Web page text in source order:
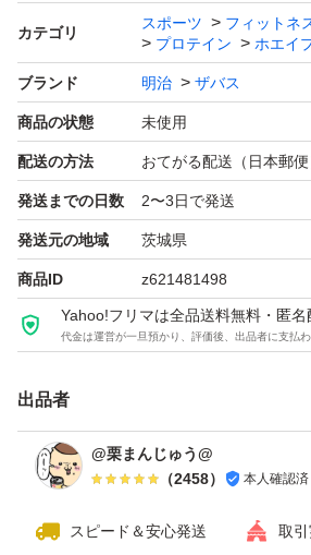
ブランド：明治 ザバス
プロテイン剤形、タイプ：粉末
たんぱく質含有率：71.4 %
製法：WPI製法
容量（g）：800.0 g
販売単位：1.0 セット
カテゴリ
スポーツ
フィットネ
プロテイン
ホエイ
ブランド 明治 ザバス
商品の状態 未使用
配送の方法 おてがる配送（日本郵便
発送までの日数 2〜3日で発送
発送元の地域 茨城県
商品ID z621481498
Yahoo!フリマは全品送料無料・匿名
代金は運営が一旦預かり、評価後、出品者に支払
出品者
@栗まんじゅう@
（2458） 本人確認済
スピード＆安心発送 取